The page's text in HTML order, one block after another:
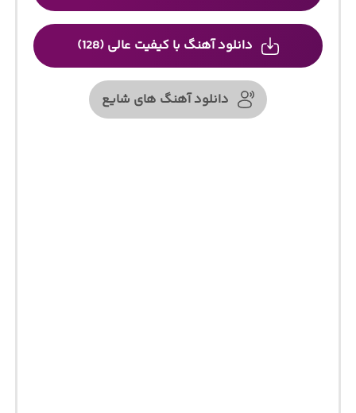
دانلود آهنگ با کیفیت عالی (128)
دانلود آهنگ های شایع